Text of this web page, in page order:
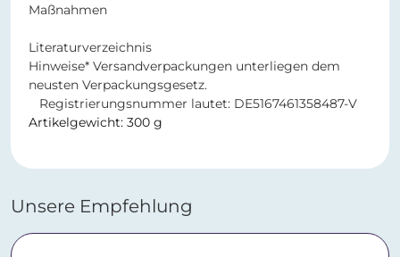
Maßnahmen
Literaturverzeichnis
Hinweise* Versandverpackungen unterliegen dem
neusten Verpackungsgesetz.
Registrierungsnummer lautet: DE5167461358487-V
Artikelgewicht: 300 g
Unsere Empfehlung